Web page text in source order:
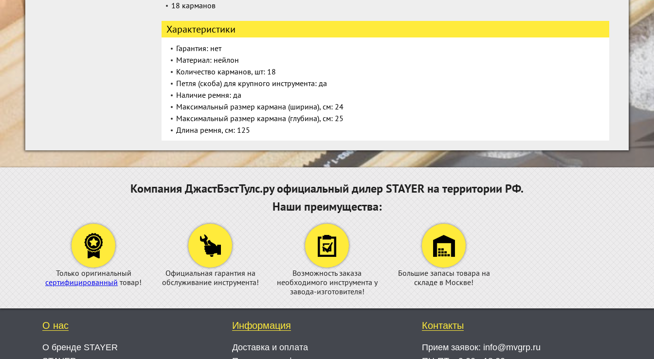
18 карманов
Характеристики
Гарантия: нет
Материал: нейлон
Количество карманов, шт: 18
Петля (скоба) для крупного инструмента: да
Наличие ремня: да
Максимальный размер кармана (ширина), см: 24
Максимальный размер кармана (глубина), см: 25
Длина ремня, см: 125
Компания ДжастБэстТулс.ру официальный дилер STAYER на территории РФ.
Наши преимущества:
Только оригинальный
сертифицированный товар!
Официальная гарантия на
обслуживание инструмента!
Возможность заказа
необходимого инструмента у
завода-изготовителя!
Большие запасы товара на
складе в Москве!
О нас
О бренде STAYER
Информация
Доставка и оплата
Контакты
Прием заявок: info@mvgrp.ru